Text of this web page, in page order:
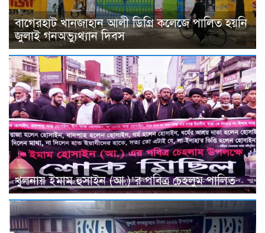
বাগেরহাট খানজাহান আলী ডিগ্রি কলেজে পালিত হয়নি
জুলাই গনঅভ্যুথ্যান দিবস
খুলনায় ইমাম হুসাইন (আ.)’র পবিত্র চেহলুম পালিত